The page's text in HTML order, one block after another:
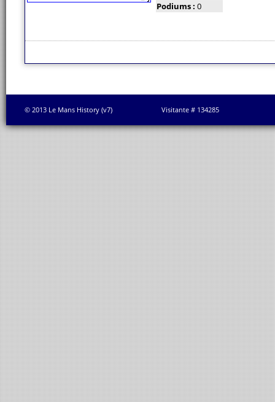
Podiums : 0
© 2013 Le Mans History (v7) Visitante # 134285